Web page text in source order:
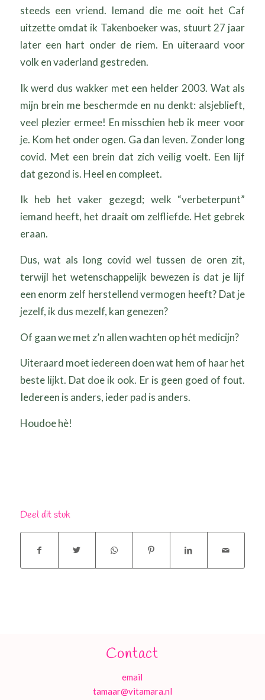
steeds een vriend. Iemand die me ooit het Caf
uitzette omdat ik Takenboeker was, stuurt 27 jaar
later een hart onder de riem. En uiteraard voor
volk en vaderland gestreden.
Ik werd dus wakker met een helder 2003. Wat als
mijn brein me beschermde en nu denkt: alsjeblieft,
veel plezier ermee! En misschien heb ik meer voor
je. Kom het onder ogen. Ga dan leven. Zonder long
covid. Met een brein dat zich veilig voelt. Een lijf
dat gezond is. Heel en compleet.
Ik heb het vaker gezegd; welk “verbeterpunt”
iemand heeft, het draait om zelfliefde. Het gebrek
eraan.
Dus, wat als long covid wel tussen de oren zit,
terwijl het wetenschappelijk bewezen is dat je lijf
een enorm zelf herstellend vermogen heeft? Dat je
jezelf, ik dus mezelf, kan genezen?
Of gaan we met z’n allen wachten op hét medicijn?
Uiteraard moet iedereen doen wat hem of haar het
beste lijkt. Dat doe ik ook. Er is geen goed of fout.
Iedereen is anders, ieder pad is anders.
Houdoe hè!
Deel dit stuk
Contact
email
tamaar@vitamara.nl